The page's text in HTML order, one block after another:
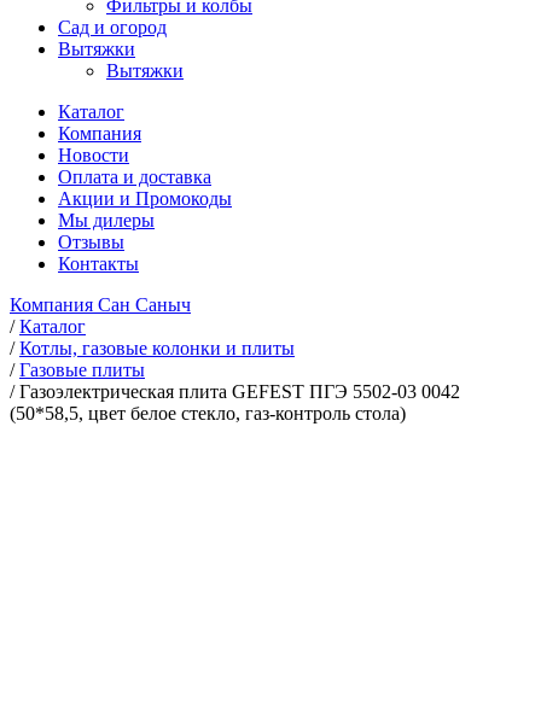
Фильтры и колбы
Сад и огород
Вытяжки
Вытяжки
Каталог
Компания
Новости
Оплата и доставка
Акции и Промокоды
Мы дилеры
Отзывы
Контакты
Компания Сан Саныч
/Каталог
/Котлы, газовые колонки и плиты
/Газовые плиты
/Газоэлектрическая плита GEFEST ПГЭ 5502-03 0042
(50*58,5, цвет белое стекло, газ-контроль стола)